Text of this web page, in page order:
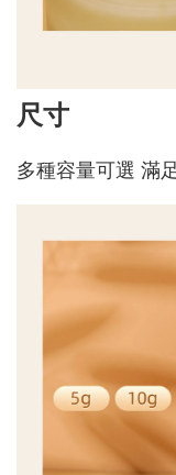
尺寸
多種容量可選 滿